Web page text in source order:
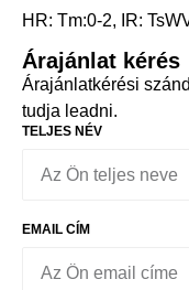
HR: Tm:0-2, IR:
Árajánlat kérés
Árajánlatkérési
tudja leadni.
TELJES NÉV
EMAIL CÍM